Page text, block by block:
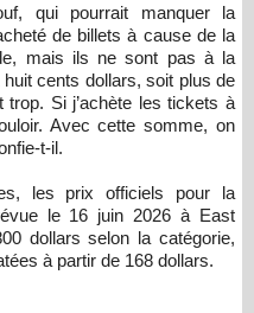
qui pourrait manquer la
de billets à cause de la
mais ils ne sont pas à la
cents dollars, soit plus de
trop. Si j’achète les tickets à
Avec cette somme, on
t-il.
les prix officiels pour la
le 16 juin 2026 à East
dollars selon la catégorie,
à partir de 168 dollars.